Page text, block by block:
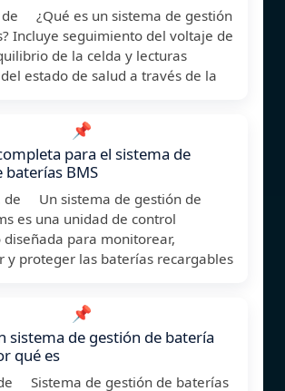
de ¿Qué es un sistema de gestión
Incluye seguimiento del voltaje de
de la celda y lecturas
estado de salud a través de la
📌
para el sistema de
baterías BMS
de Un sistema de gestión de
es una unidad de control
para monitorear,
y proteger las baterías recargables
📌
sistema de gestión de batería
qué es
Sistema de gestión de baterías